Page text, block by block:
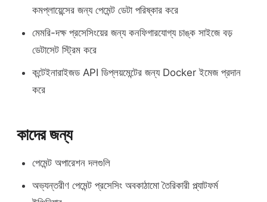
কমপ্লায়েন্সের জন্য পেমেন্ট ডেটা পরিষ্কার করে
মেমরি-দক্ষ প্রসেসিংয়ের জন্য কনফিগারযোগ্য চাঙ্ক সাইজে বড়
ডেটাসেট স্ট্রিম করে
কন্টেইনারাইজড API ডিপ্লয়মেন্টের জন্য Docker ইমেজ প্রদান
করে
কাদের জন্য
পেমেন্ট অপারেশন দলগুলি
অভ্যন্তরীণ পেমেন্ট প্রসেসিং অবকাঠামো তৈরিকারী প্ল্যাটফর্ম